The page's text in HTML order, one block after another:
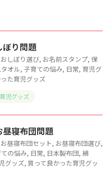
ぼり問題
おしぼり選び, お名前スタンプ, 保
オル, 子育ての悩み, 日常, 育児グ
た育児グッズ
児グッズ
寝布団問題
お昼寝布団セット, お昼寝布団選び,
の悩み, 日常, 日本製布団, 綿
グッズ, 買って良かった育児グッ